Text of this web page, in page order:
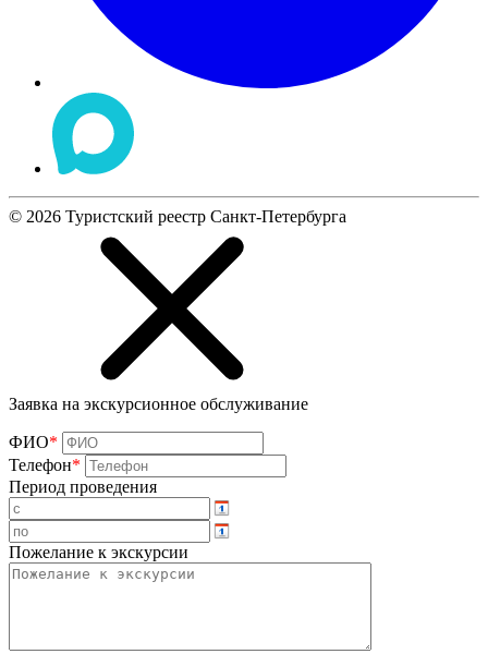
© 2026 Туристский реестр Санкт-Петербурга
Заявка на экскурсионное обслуживание
ФИО*
Телефон*
Период проведения
Пожелание к экскурсии